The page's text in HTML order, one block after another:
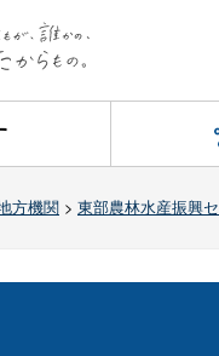
方機関 > 東部農林水産振興